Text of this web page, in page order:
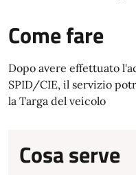
Come fare
Dopo avere effettuato
SPID/CIE, il servizio
la Targa del veicolo
Cosa serve